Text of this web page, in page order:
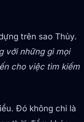
trên sao Thủy.
với những gì mọi
cho việc tìm kiếm
Đó không chỉ là